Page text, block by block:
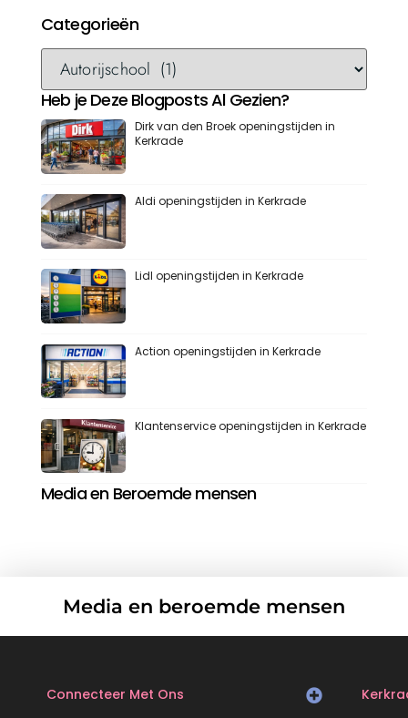
Categorieën
Heb je Deze Blogposts Al Gezien?
Dirk van den Broek openingstijden in
Kerkrade
Aldi openingstijden in Kerkrade
Lidl openingstijden in Kerkrade
Action openingstijden in Kerkrade
Klantenservice openingstijden in Kerkrade
Media en Beroemde mensen
Media en beroemde mensen
Connecteer Met Ons